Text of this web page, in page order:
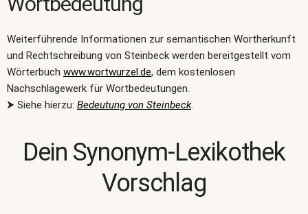
Weiterführende Informationen zur semantischen Wortherkunft
und Rechtschreibung von Steinbeck werden bereitgestellt vom
Wörterbuch www.wortwurzel.de, dem kostenlosen
Nachschlagewerk für Wortbedeutungen.
⮞ Siehe hierzu: Bedeutung von Steinbeck.
Dein Synonym-Lexikothek
Vorschlag